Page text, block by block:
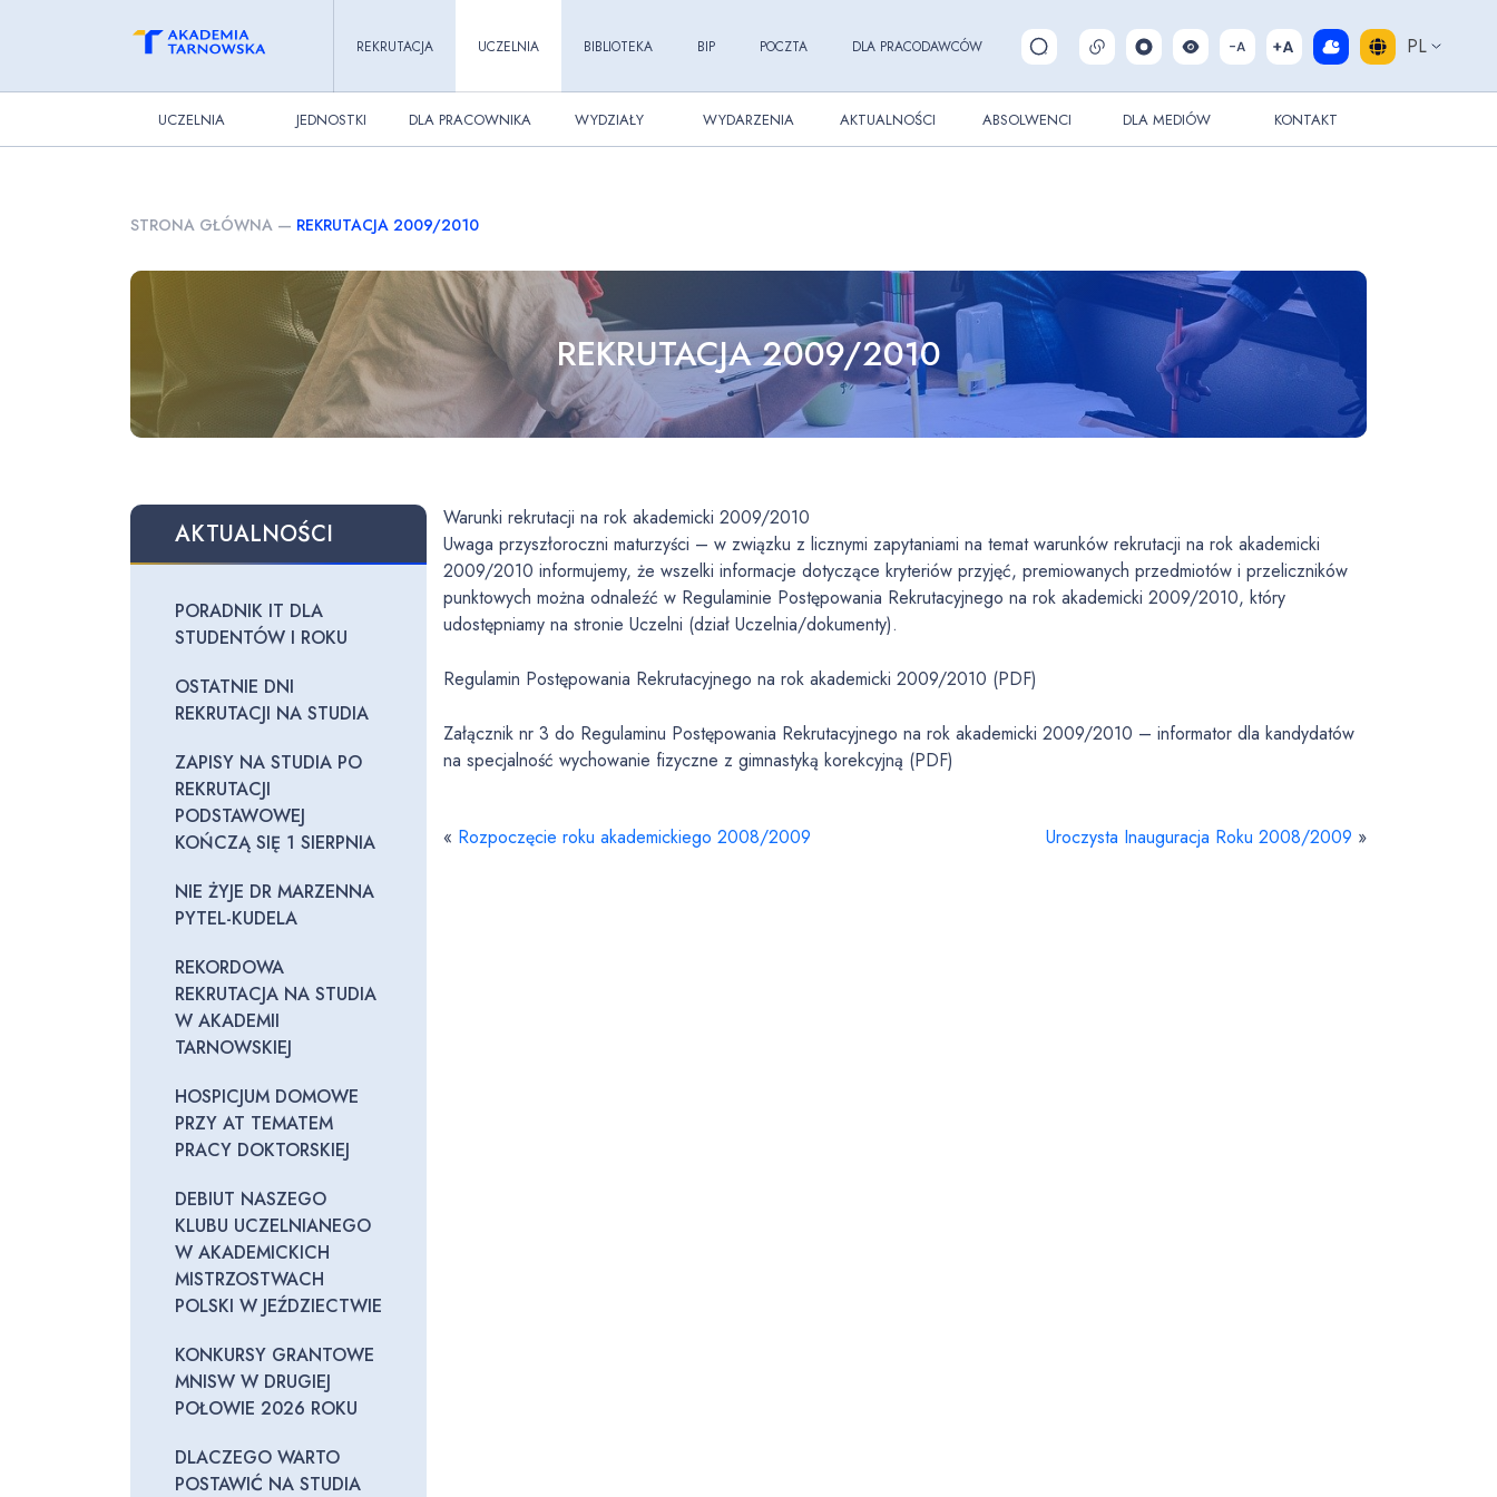
REKRUTACJA UCZELNIA BIBLIOTEKA BIP POCZTA DLA PRACODAWCÓW Pokaż/ukryj wyszukiwarkę PL
UCZELNIA JEDNOSTKI DLA PRACOWNIKA WYDZIAŁY WYDARZENIA AKTUALNOŚCI ABSOLWENCI DLA MEDIÓW KONTAKT
STRONA GŁÓWNA — REKRUTACJA 2009/2010
REKRUTACJA 2009/2010
AKTUALNOŚCI
PORADNIK IT DLA
STUDENTÓW I ROKU
OSTATNIE DNI
REKRUTACJI NA STUDIA
ZAPISY NA STUDIA PO
REKRUTACJI
PODSTAWOWEJ
KOŃCZĄ SIĘ 1 SIERPNIA
NIE ŻYJE DR MARZENNA
PYTEL-KUDELA
REKORDOWA
REKRUTACJA NA STUDIA
W AKADEMII
TARNOWSKIEJ
HOSPICJUM DOMOWE
PRZY AT TEMATEM
PRACY DOKTORSKIEJ
DEBIUT NASZEGO
KLUBU UCZELNIANEGO
W AKADEMICKICH
MISTRZOSTWACH
POLSKI W JEŹDZIECTWIE
KONKURSY GRANTOWE
MNISW W DRUGIEJ
POŁOWIE 2026 ROKU
DLACZEGO WARTO
POSTAWIĆ NA STUDIA
Warunki rekrutacji na rok akademicki 2009/2010
Uwaga przyszłoroczni maturzyści – w związku z licznymi zapytaniami na temat warunków rekrutacji na rok akademicki
2009/2010 informujemy, że wszelki informacje dotyczące kryteriów przyjęć, premiowanych przedmiotów i przeliczników
punktowych można odnaleźć w Regulaminie Postępowania Rekrutacyjnego na rok akademicki 2009/2010, który
udostępniamy na stronie Uczelni (dział Uczelnia/dokumenty).
Regulamin Postępowania Rekrutacyjnego na rok akademicki 2009/2010 (PDF)
Załącznik nr 3 do Regulaminu Postępowania Rekrutacyjnego na rok akademicki 2009/2010 – informator dla kandydatów
na specjalność wychowanie fizyczne z gimnastyką korekcyjną (PDF)
« Rozpoczęcie roku akademickiego 2008/2009 Uroczysta Inauguracja Roku 2008/2009 »